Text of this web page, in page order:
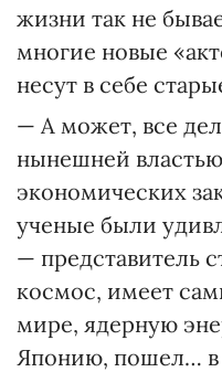
жизни так не
многие новые
несут в себе
— А может, все
нынешней
экономических
ученые были
— представитель
космос, имеет
мире, ядерную
Японию, пошел… в